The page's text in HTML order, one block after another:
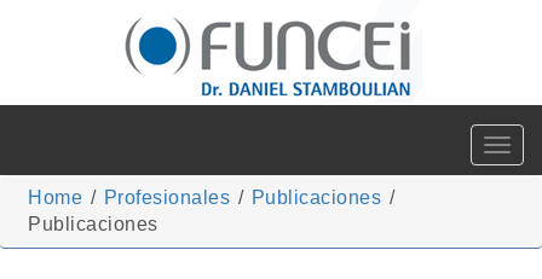
Toggle
Home / Profesionales / Publicaciones /
Publicaciones